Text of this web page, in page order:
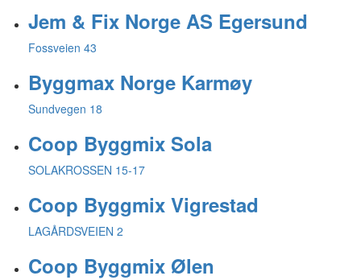
Jem & Fix Norge AS Egersund
Fossveien 43
Byggmax Norge Karmøy
Sundvegen 18
Coop Byggmix Sola
SOLAKROSSEN 15-17
Coop Byggmix Vigrestad
LAGÅRDSVEIEN 2
Coop Byggmix Ølen